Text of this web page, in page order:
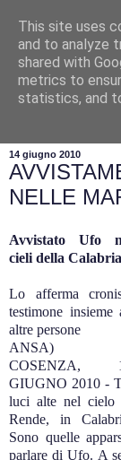
14 giugno 2010
NELLE
Avvistato Ufo
cieli della Calabria
Lo afferma
testimone insieme
altre persone
ANSA)
COSENZA,
GIUGNO 2010 -
luci alte nel cielo
Rende, in
Sono quelle
parlare di Ufo. A
This site uses
and to analyze
shared with
metrics to
statistics, and